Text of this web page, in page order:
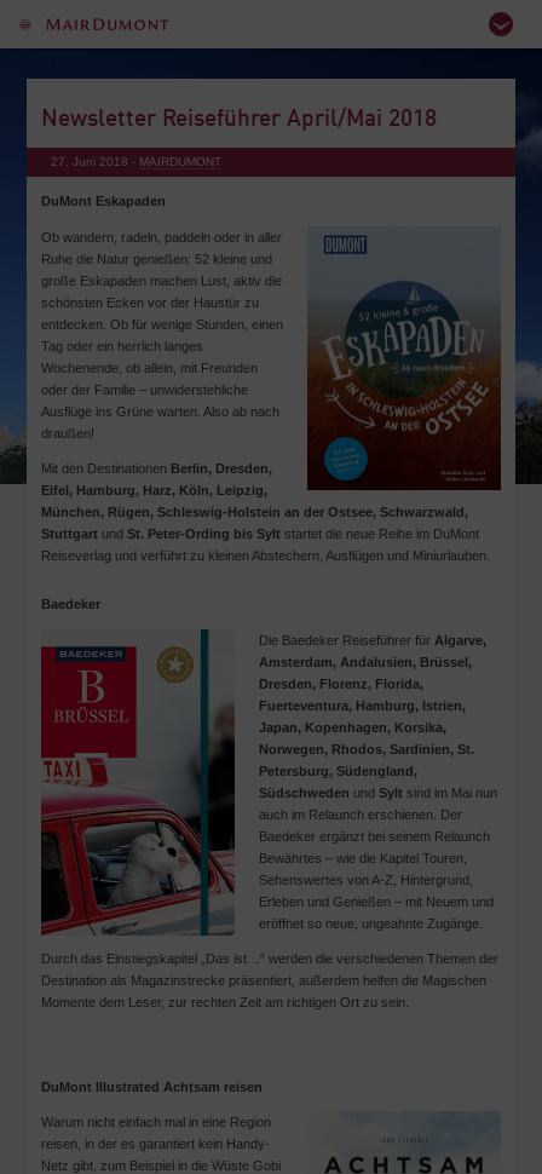
Newsletter Reiseführer April/Mai 2018
27. Juni 2018 - MAIRDUMONT
DuMont Eskapaden
Ob wandern, radeln, paddeln oder in aller
Ruhe die Natur genießen: 52 kleine und
große Eskapaden machen Lust, aktiv die
schönsten Ecken vor der Haustür zu
entdecken. Ob für wenige Stunden, einen
Tag oder ein herrlich langes
Wochenende, ob allein, mit Freunden
oder der Familie – unwiderstehliche
Ausflüge ins Grüne warten. Also ab nach
draußen!
Mit den Destinationen Berlin, Dresden,
Eifel, Hamburg, Harz, Köln, Leipzig,
München, Rügen, Schleswig-Holstein an der Ostsee, Schwarzwald,
Stuttgartund St. Peter-Ording bis Syltstartet die neue Reihe im DuMont
Reiseverlag und verführt zu kleinen Abstechern, Ausflügen und Miniurlauben.
Baedeker
Die Baedeker Reiseführer für Algarve,
Amsterdam, Andalusien, Brüssel,
Dresden, Florenz, Florida,
Fuerteventura, Hamburg, Istrien,
Japan, Kopenhagen, Korsika,
Norwegen, Rhodos, Sardinien, St.
Petersburg, Südengland,
Südschweden und Syltsind im Mai nun
auch im Relaunch erschienen. Der
Baedeker ergänzt bei seinem Relaunch
Bewährtes – wie die Kapitel Touren,
Sehenswertes von A-Z, Hintergrund,
Erleben und Genießen – mit Neuem und
eröffnet so neue, ungeahnte Zugänge.
Durch das Einstiegskapitel „Das ist…“ werden die verschiedenen Themen der
Destination als Magazinstrecke präsentiert, außerdem helfen die Magischen
Momente dem Leser, zur rechten Zeit am richtigen Ort zu sein.
DuMont Illustrated Achtsam reisen
Warum nicht einfach mal in eine Region
reisen, in der es garantiert kein Handy-
Netz gibt, zum Beispiel in die Wüste Gobi